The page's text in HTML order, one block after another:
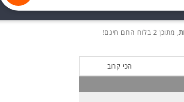
, מתוכן 2 בלוח החם חינם!
הכי קרוב